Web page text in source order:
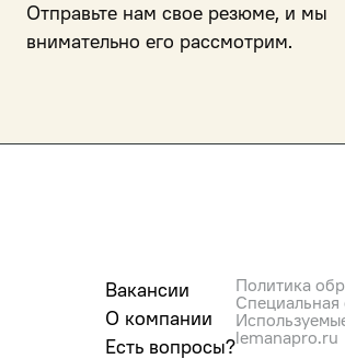
Отправьте нам свое резюме, и мы
внимательно его рассмотрим.
Вакансии
О компании
Есть вопросы?
Политика
Специальная
lemanapro.ru